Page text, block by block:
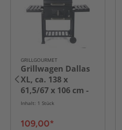
GRILLGOURMET
Grillwagen Dallas
XL, ca. 138 x
61,5/67 x 106 cm -
Schwarz
Inhalt: 1 Stück
109,00*